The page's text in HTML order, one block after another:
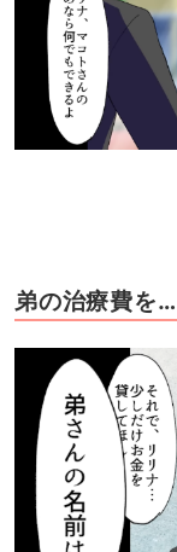
弟の治療費を…